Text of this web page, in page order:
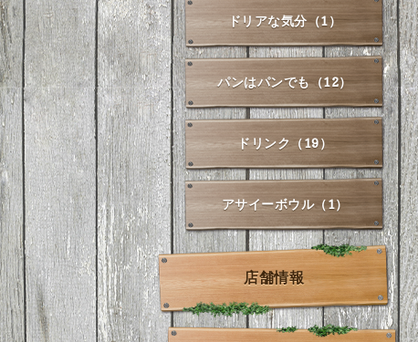
ドリアな気分（1）
パンはパンでも（12）
ドリンク（19）
アサイーボウル（1）
店舗情報